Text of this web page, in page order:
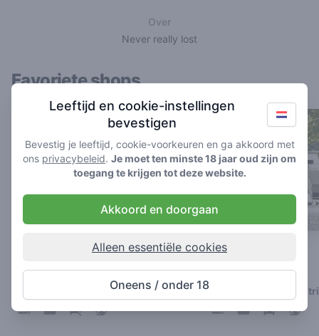
Over
Never really lost
Favoriete shops
Missouri (De Smurf)
4.8/ 5
Coffeeshop in Maastricht
Mississippi
4.5/ 5
Coffeeshop in
Leeftijd en cookie-instellingen
bevestigen
Bevestig je leeftijd, cookie-voorkeuren en ga akkoord met
ons privacybeleid. Je moet ten minste 18 jaar oud zijn om
toegang te krijgen tot deze website.
Akkoord en doorgaan
Alleen essentiële cookies
Oneens / onder 18